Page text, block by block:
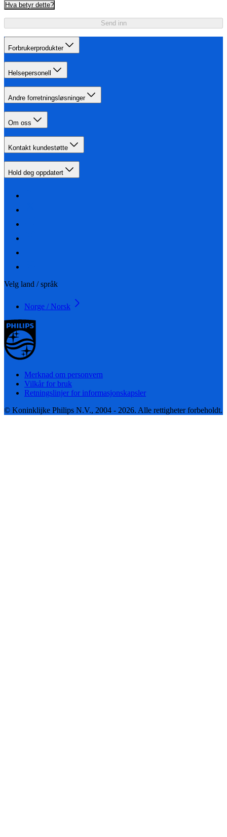
Hva betyr dette?
Send inn
Forbrukerprodukter
Helsepersonell
Andre forretningsløsninger
Om oss
Kontakt kundestøtte
Hold deg oppdatert
Velg land / språk
Norge / Norsk
Merknad om personvern
Vilkår for bruk
Retningslinjer for informasjonskapsler
© Koninklijke Philips N.V., 2004 - 2026. Alle rettigheter forbeholdt.